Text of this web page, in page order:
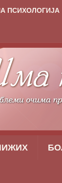
ПСИХОЛОГИЈА